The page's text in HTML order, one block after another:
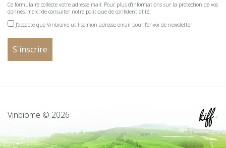
Ce formulaire collecte votre adresse mail. Pour plus d'informations sur la protection de vos
donnés, merci de consulter notre politique de confidentialité.
J'accepte que Vinbiome utilise mon adresse email pour l'envoi de newsletter
Vinbiome © 2026